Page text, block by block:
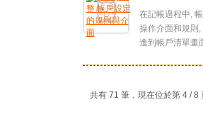
在記帳過程中,
操作介面和規則
進到帳戶清單畫
共有 71 筆，現在位於第 4 / 8